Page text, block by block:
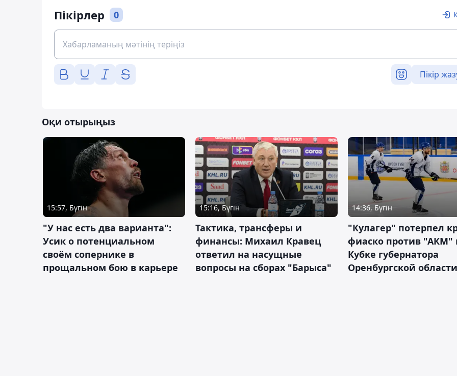
Пікірлер 0
Пікір
Оқи отырыңыз
15:57, Бүгін
"У нас есть два варианта":
Усик о потенциальном
своём сопернике в
прощальном бою в карьере
15:16, Бүгін
Тактика, трансферы и
финансы: Михаил Кравец
ответил на насущные
вопросы на сборах "Барыса"
14:36, Бүгін
"Кулагер" потерпел
фиаско против "АКМ"
Кубке губернатора
Оренбургской области